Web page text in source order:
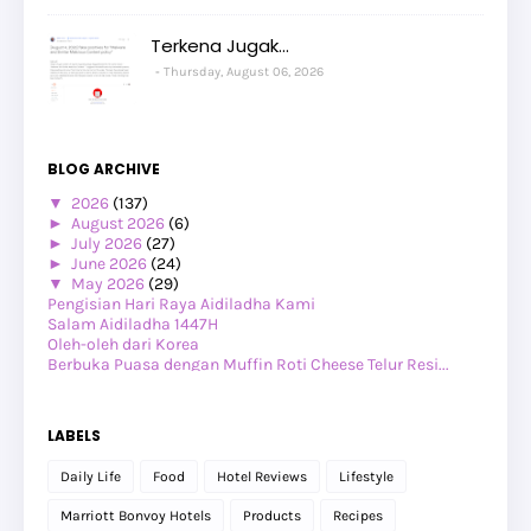
Terkena Jugak...
Thursday, August 06, 2026
BLOG ARCHIVE
▼ 2026 (137)
► August 2026 (6)
► July 2026 (27)
► June 2026 (24)
▼ May 2026 (29)
Pengisian Hari Raya Aidiladha Kami
Salam Aidiladha 1447H
Oleh-oleh dari Korea
Berbuka Puasa dengan Muffin Roti Cheese Telur Resi...
Mothers' Day Edisi Dengan Kawan-kawan
Makan di Sunway Putra dan Menang Voucher
Terjebak dari blog Kakmim
Repair luggage di Samsonite Repair & Service Centre
LABELS
Daily Life Food Hotel Reviews Lifestyle
Marriott Bonvoy Hotels Products Recipes